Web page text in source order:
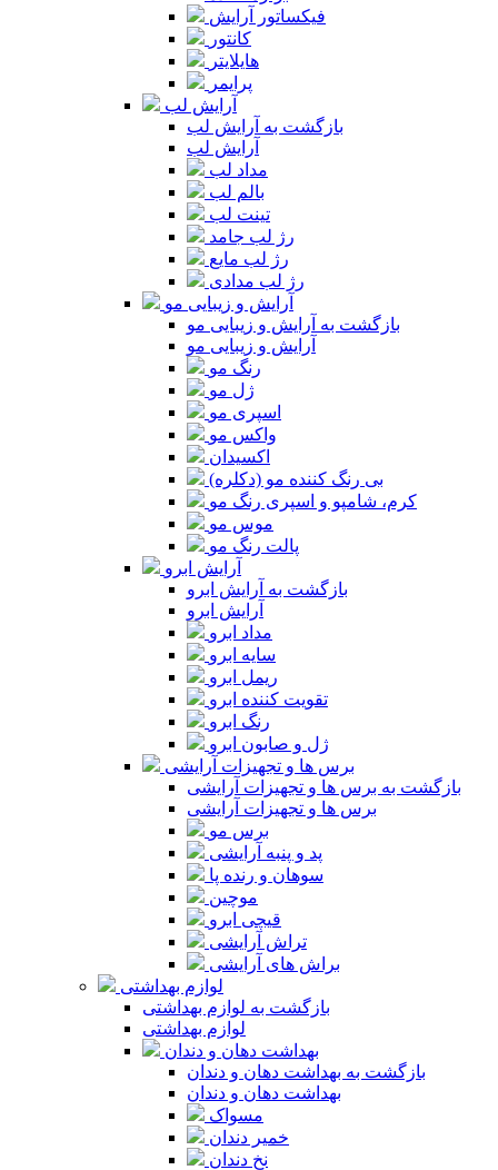
فیکساتور آرایش
کانتور
هایلایتر
پرایمر
آرایش لب
بازگشت به آرایش لب
آرایش لب
مداد لب
بالم لب
تینت لب
رژ لب جامد
رژ لب مایع
رژ لب مدادی
آرایش و زیبایی مو
بازگشت به آرایش و زیبایی مو
آرایش و زیبایی مو
رنگ مو
ژل مو
اسپری مو
واکس مو
اکسیدان
بی رنگ کننده مو (دکلره)
کرم، شامپو و اسپری رنگ مو
موس مو
پالت رنگ مو
آرایش ابرو
بازگشت به آرایش ابرو
آرایش ابرو
مداد ابرو
سایه ابرو
ریمل ابرو
تقویت کننده ابرو
رنگ ابرو
ژل و صابون ابرو
برس ها و تجهیزات آرایشی
بازگشت به برس ها و تجهیزات آرایشی
برس ها و تجهیزات آرایشی
برس مو
پد و پنبه آرایشی
سوهان و رنده پا
موچین
قیچی ابرو
تراش آرایشی
براش های آرایشی
لوازم بهداشتی
بازگشت به لوازم بهداشتی
لوازم بهداشتی
بهداشت دهان و دندان
بازگشت به بهداشت دهان و دندان
بهداشت دهان و دندان
مسواک
خمیر دندان
نخ دندان